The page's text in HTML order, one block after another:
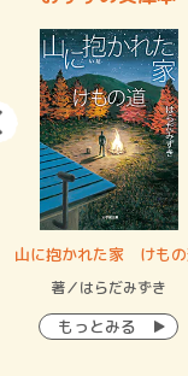
山に抱かれた家 けも
著／はらだみずき
もっとみる